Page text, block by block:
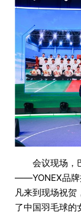
会议现场，巴
——YONEX品牌
凡来到现场祝贺
了中国羽毛球的